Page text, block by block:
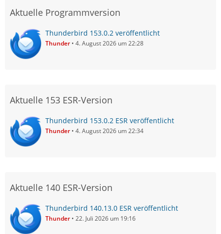
Aktuelle Programmversion
Thunderbird 153.0.2 veröffentlicht
Thunder 4. August 2026 um 22:28
Aktuelle 153 ESR-Version
Thunderbird 153.0.2 ESR veröffentlicht
Thunder 4. August 2026 um 22:34
Aktuelle 140 ESR-Version
Thunderbird 140.13.0 ESR veröffentlicht
Thunder 22. Juli 2026 um 19:16